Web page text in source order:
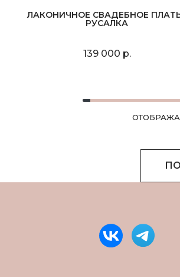
ЛАКОНИЧНОЕ СВАДЕБНОЕ
РУСАЛКА
139 000 р.